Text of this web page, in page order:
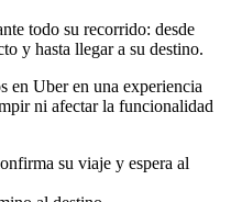
todo su recorrido: desde
y hasta llegar a su destino.
en Uber en una experiencia
ni afectar la funcionalidad
su viaje y espera al